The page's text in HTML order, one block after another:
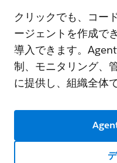
クリックでも、コー
ージェントを作成で
導入できます。
制、モニタリング、
に提供し、組織全体